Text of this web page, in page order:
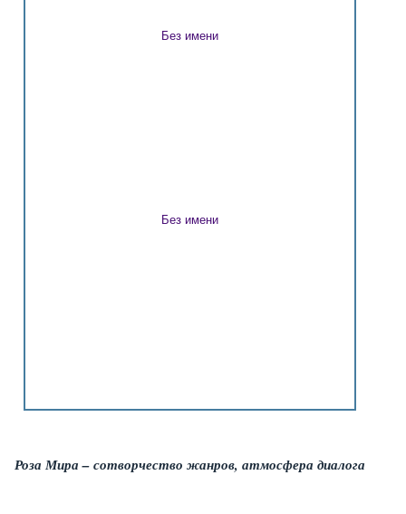
Без имени
Без имени
Роза Мира – сотворчество жанров, атмосфера диалога